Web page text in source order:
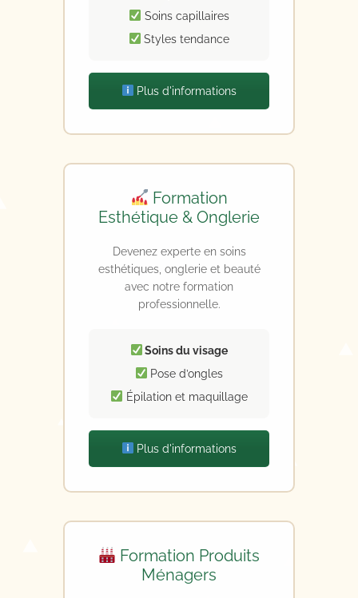
Soins capillaires
Styles tendance
Plus d'informations
Formation
Esthétique & Onglerie
Devenez experte en soins
esthétiques, onglerie et beauté
avec notre formation
professionnelle.
Soins du visage
Pose d’ongles
Épilation et maquillage
Plus d'informations
Formation Produits
Ménagers